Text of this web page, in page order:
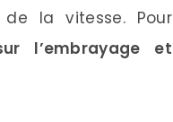
la vitesse. Pour
l’embrayage et